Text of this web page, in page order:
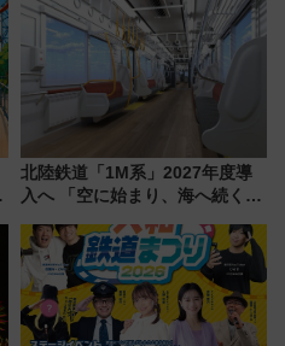
詰め放題を開催、ロイズタウン
駅からのアクセスも
北陸鉄道「1M系」2027年度導
入へ 「空に始まり、海へ続く」
神秘的なデザイン